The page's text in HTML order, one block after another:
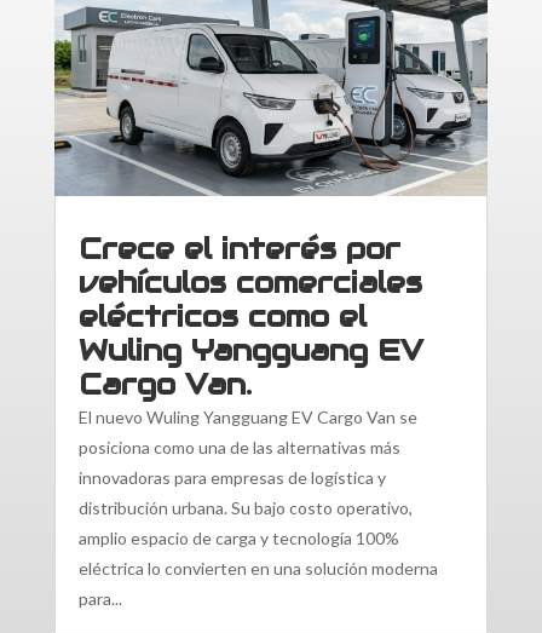
Crece el interés por
vehículos comerciales
eléctricos como el
Wuling Yangguang EV
Cargo Van.
El nuevo Wuling Yangguang EV Cargo Van se
posiciona como una de las alternativas más
innovadoras para empresas de logística y
distribución urbana. Su bajo costo operativo,
amplio espacio de carga y tecnología 100%
eléctrica lo convierten en una solución moderna
para...